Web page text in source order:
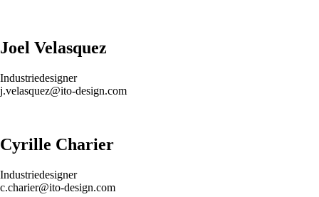
Joel Velasquez
Industriedesigner
j.velasquez@ito-design.com
Cyrille Charier
Industriedesigner
c.charier@ito-design.com